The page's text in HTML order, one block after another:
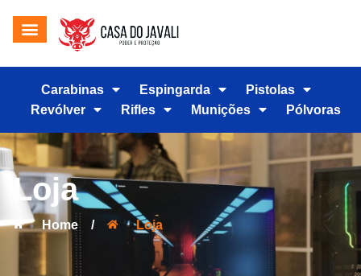
Carabinas Espingarda
Pistolas
Revólver
Rifles Munições Pólvoras
Loja
Home / Loja